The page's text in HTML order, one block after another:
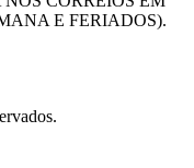
E FERIADOS).